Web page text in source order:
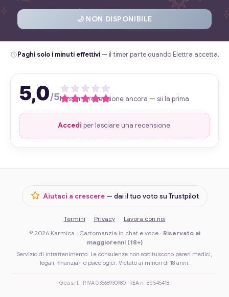
🌙 NON DISPONIBILE
Paghi solo i minuti effettivi— il timer parte quando Elettra accetta.
5,0/5Nessuna recensione ancora — sii la prima
Accedi per lasciare una recensione.
Aiutaci a crescere— dai il tuo voto su Trustpilot
Termini Privacy
Lavora con noi
© 2026 Karmica · Cartomanzia in chat e voce · Riservato ai
maggiorenni (18+)
Servizio di intrattenimento. Le consulenze non sostituiscono pareri medici,
legali, finanziari o psicologici. Vietato ai minori di 18 anni.
Gea s.r.l. · P.IVA 03568930980 · REA n. BS 545418